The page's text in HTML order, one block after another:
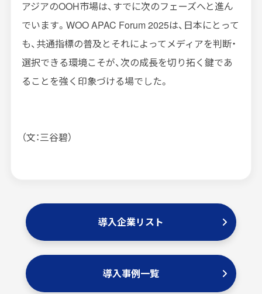
アジアのOOH市場は、すでに次のフェーズへと進ん
でいます。WOO APAC Forum 2025は、日本にとって
も、共通指標の普及とそれによってメディアを判断・
選択できる環境こそが、次の成長を切り拓く鍵であ
ることを強く印象づける場でした。
（文：三谷碧）
導入企業リスト
導入事例一覧